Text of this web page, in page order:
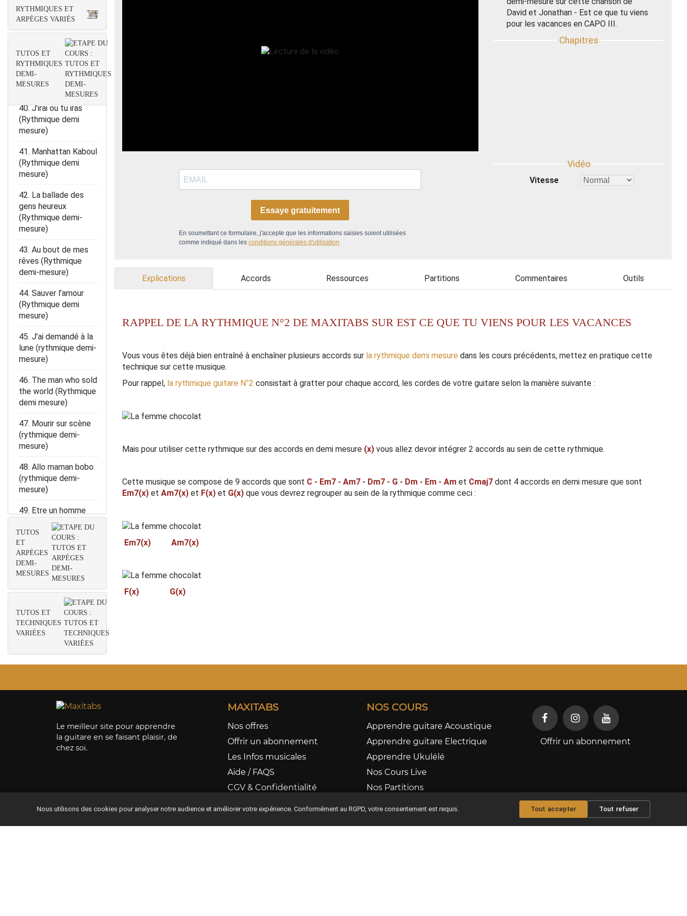
Essaye gratuitement
En soumettant ce formulaire, j'accepte que les informations saisies soient utilisées
comme indiqué dans lesconditions générales d'utilisation
David et Jonathan - Est ce que tu viens
pour les vacances en CAPO III.
Vitesse
Explications Accords Ressources Partitions Commentaires Outils
RAPPEL DE LA RYTHMIQUE N°2 DE MAXITABS SUR EST CE QUE TU VIENS POUR LES VACANCES
Vous vous êtes déjà bien entraîné à enchaîner plusieurs accords sur la rythmique demi mesure dans les cours précédents, mettez en pratique cette
technique sur cette musique.
Pour rappel, la rythmique guitare N°2 consistait à gratter pour chaque accord, les cordes de votre guitare selon la manière suivante :
Mais pour utiliser cette rythmique sur des accords en demi mesure (x) vous allez devoir intégrer 2 accords au sein de cette rythmique.
Cette musique se compose de 9 accords que sont C - Em7 - Am7 - Dm7 - G - Dm - Em - Am et Cmaj7 dont 4 accords en demi mesure que sont
Em7(x) et Am7(x) et F(x) et G(x) que vous devrez regrouper au sein de la rythmique comme ceci :
Em7(x) Am7(x)
F(x) G(x)
RYTHMIQUES ET
ARPÈGES VARIÉS
TUTOS ET
RYTHMIQUES
DEMI-
MESURES
38. Les filles
d’aujourd’hui
(Rythmique demi
39. Il changeait la vie
(Rythmique demi
mesure)
40. J’irai ou tu iras
(Rythmique demi
mesure)
41. Manhattan Kaboul
(Rythmique demi
mesure)
42. La ballade des
gens heureux
(Rythmique demi-
mesure)
43. Au bout de mes
rêves (Rythmique
demi-mesure)
44. Sauver l’amour
(Rythmique demi
mesure)
45. J’ai demandé à la
lune (rythmique demi-
mesure)
46. The man who sold
the world (Rythmique
demi mesure)
47. Mourir sur scène
(rythmique demi-
mesure)
48. Allo maman bobo
(rythmique demi-
mesure)
49. Etre un homme
comme vous
(Rythmique demi-
mesure)
50. Partenaire
particulier (Rythmique
demi-mesure)
51. S’asseoir par terre
(Rythmique demi
mesure)
52. The importance of
being idle (Rythmique
(Rythmique demi-
54. Il en faut peu pour
être heureux
55. L’Italien
(Rythmique demi
TUTOS
ET
ARPÈGES
DEMI-
MESURES
TUTOS ET
TECHNIQUES
VARIÉES
Le meilleur site pour apprendre
la guitare en se faisant plaisir, de
chez soi.
MAXITABS
Nos offres
Offrir un abonnement
Les Infos musicales
Aide / FAQS
CGV & Confidentialité
NOS COURS
Apprendre guitare Acoustique
Apprendre guitare Electrique
Apprendre Ukulélé
Nos Cours Live
Nos Partitions
Offrir un abonnement
Nous utilisons des cookies pour analyser notre audience et améliorer votre expérience. Conformément au RGPD, votre consentement est requis. Tout accepter Tout refuser